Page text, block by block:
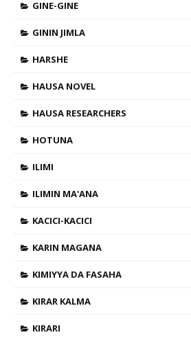
GINE-GINE
GININ JIMLA
HARSHE
HAUSA NOVEL
HAUSA RESEARCHERS
HOTUNA
ILIMI
ILIMIN MA'ANA
KACICI-KACICI
KARIN MAGANA
KIMIYYA DA FASAHA
KIRAR KALMA
KIRARI